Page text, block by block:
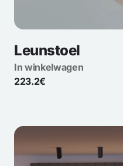
Leunstoel
In winkelwagen
223.2€